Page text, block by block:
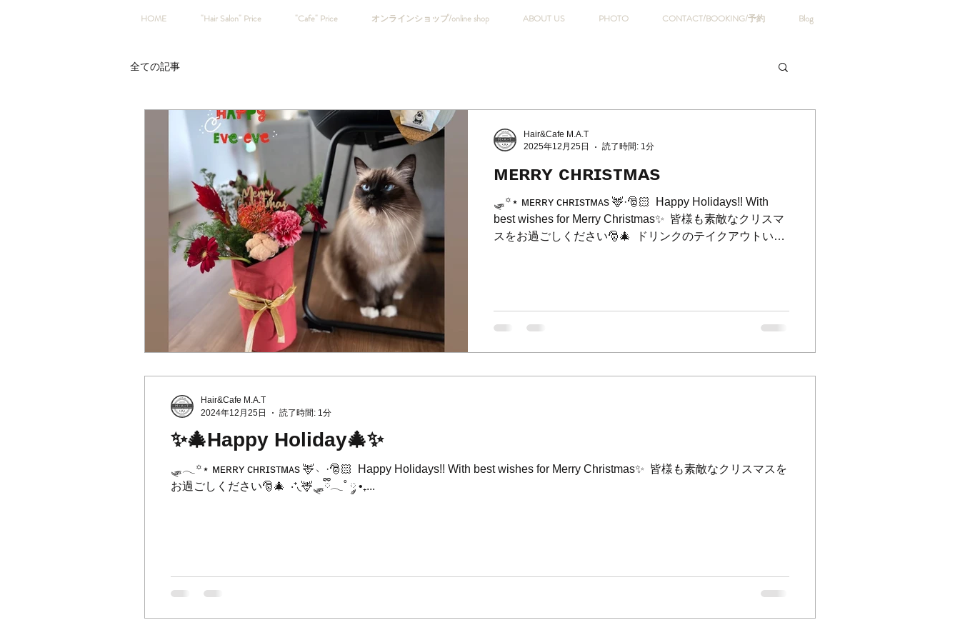
HOME "Hair Salon" Price "Cafe" Price オンラインショップ/online shop ABOUT US PHOTO CONTACT/BOOKING/予約 Blog
全ての記事
ᴍᴇʀʀʏ ᴄʜʀɪsᴛᴍᴀs
🛷꙳⋆ ᴍᴇʀʀʏ ᴄʜʀɪsᴛᴍᴀs 🦌·🎅🏻 ⁡ Happy Holidays!! With
best wishes for Merry Christmas✨ ⁡ 皆様も素敵なクリスマ
スをお過ごしください🎅🎄 ⁡ ドリンクのテイクアウトいか
メディコビル1F 🕘 9:00〜21:00 💌 : info@mat-
hairandcafe.yokohama/ 📸 :
https://www.instagram.com/hairandcafem.a.t/
Hair&Cafe M.A.T
2025年12月25日
読了時間: 1分
✨🎄Happy Holiday🎄✨
🛷𓂃꙳⋆ ᴍᴇʀʀʏ ᴄʜʀɪsᴛᴍᴀs 🦌﹆·🎅🏻 ⁡ Happy Holidays!! With best wishes for Merry Christmas✨ ⁡ 皆様も素敵なクリスマスを
お過ごしください🎅🎄 ⁡ ‧⁺◟🦌🛷ྀི𓂃˚ ༘ •₊...
Hair&Cafe M.A.T
2024年12月25日
読了時間: 1分